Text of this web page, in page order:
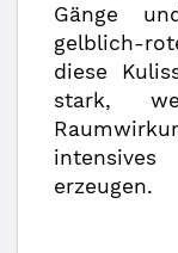
Gänge
gelblich-
diese
stark,
erzeugen.